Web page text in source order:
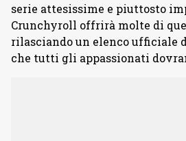
serie attesissime e piuttosto
Crunchyroll offrirà molte di
rilasciando un elenco ufficiale
che tutti gli appassionati